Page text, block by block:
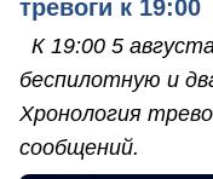
тревоги к 19:00
К 19:00 5
беспилотную и
Хронология
сообщений.